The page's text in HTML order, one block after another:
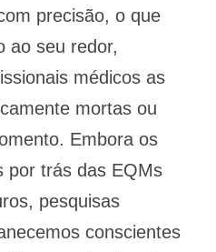
precisão, o que
ao seu redor,
médicos as
mortas ou
Embora os
por trás das EQMs
pesquisas
conscientes